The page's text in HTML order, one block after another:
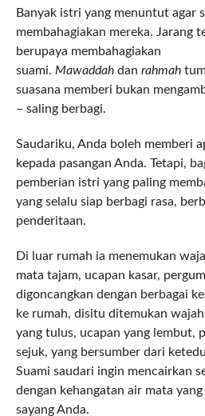
Banyak istri yang menuntut agar
membahagiakan mereka. Jarang
berupaya membahagiakan
suami. Mawaddahdan rahmah
suasana memberi bukan
– saling berbagi.
Saudariku, Anda boleh memberi
kepada pasangan Anda. Tetapi,
pemberian istri yang paling
yang selalu siap berbagi rasa,
penderitaan.
Di luar rumah ia menemukan
mata tajam, ucapan kasar,
digoncangkan dengan berbagai
ke rumah, disitu ditemukan
yang tulus, ucapan yang lembut,
sejuk, yang bersumber dari
Suami saudari ingin mencairkan
dengan kehangatan air mata
sayang Anda.